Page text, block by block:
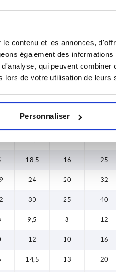
contenu et les annonces,
également des
qui peuvent
lors de votre utilisation de leurs
Personnaliser
119
réguliers. La date
avant la finalisation de
B2 D1 D2 bille
12 10
18,5 16 25
24 20 32
30 25 40
9,5 8 12
12 10 16
14,5 13 20